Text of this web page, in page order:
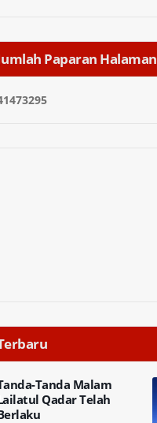
Paparan Halaman
1473295
Tanda Malam
Qadar Telah